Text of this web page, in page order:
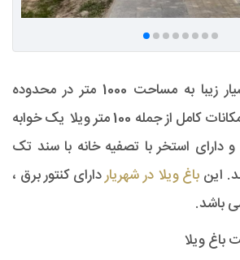
باغ ویلا شیک و بسیار زیبا به مساحت 1000 متر در محدوده
منطقه بکه شهریار با امکانات کامل از جمله 100 متر ویلا یک خوابه
استخر با تصفیه خانه با سند تک
این باغ ویلا در شهریاردارای کنتور برق ،
باشد.